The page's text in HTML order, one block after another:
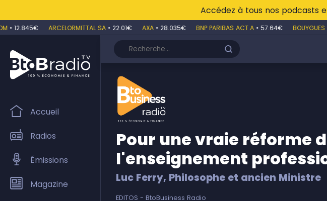
Accédez à tous nos podcasts
• 12.845€ ARCELORMITTAL SA• 22.01€ AXA• 28.035€ BNP PARIBAS ACT.A• 57.64€ BOUYGUES•
Accueil
Radios
Émissions
Magazine
Pour une vraie réforme
l'enseignement
Luc Ferry, Philosophe et ancien Ministre
EDITOS - BtoBusiness Radio